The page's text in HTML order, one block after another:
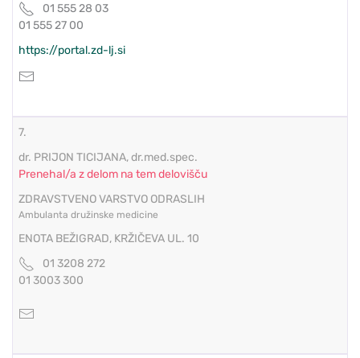
01 555 28 03
01 555 27 00
https://portal.zd-lj.si
7.
dr. PRIJON TICIJANA, dr.med.spec.
Prenehal/a z delom na tem delovišču
ZDRAVSTVENO VARSTVO ODRASLIH
Ambulanta družinske medicine
ENOTA BEŽIGRAD, KRŽIČEVA UL. 10
01 3208 272
01 3003 300